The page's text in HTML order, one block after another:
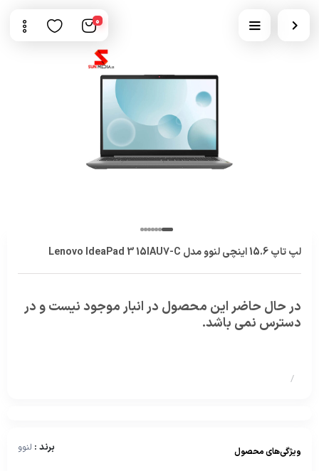
0
لپ تاپ 15.6 اینچی لنوو مدل Lenovo IdeaPad 3 15IAU7-C
در حال حاضر این محصول در انبار موجود نیست و در
دسترس نمی باشد.
/
برند : لنوو ویژگی‌های محصول